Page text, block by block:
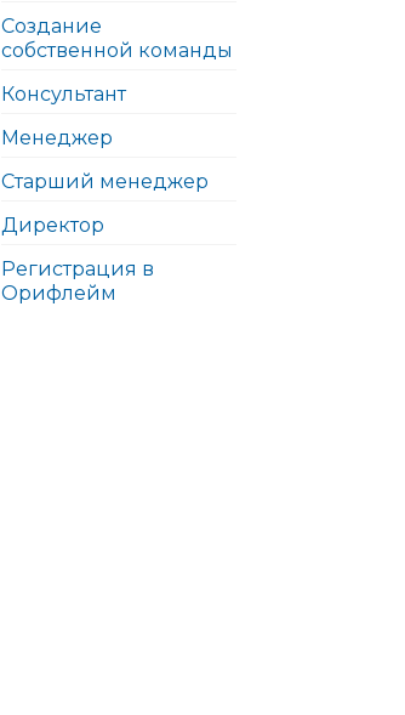
Создание
собственной команды
Консультант
Менеджер
Старший менеджер
Директор
Регистрация в
Орифлейм